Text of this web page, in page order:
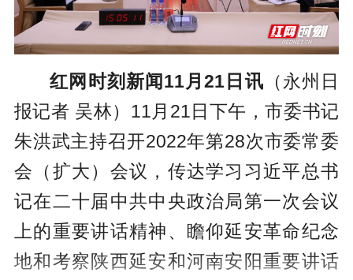
l
l
s
c
r
e
e
n
红网时刻新闻11月21日讯 （永州日
报记者 吴林）11月21日下午，市委书记
朱洪武主持召开2022年第28次市委常委
会（扩大）会议，传达学习习近平总书
记在二十届中共中央政治局第一次会议
上的重要讲话精神、瞻仰延安革命纪念
地和考察陕西延安和河南安阳重要讲话